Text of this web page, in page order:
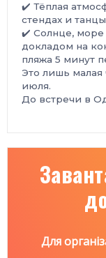
✔️ Тёплая
стендах и
✔️ Солнце,
докладом на
пляжа 5 минут
Это лишь малая
июля.
До встречи в
Для